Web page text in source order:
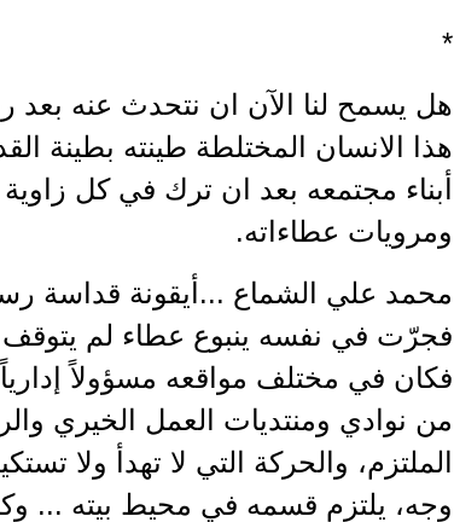
*
هل يسمح لنا الآن ان نتحدث عنه بعد
هذا الانسان المختلطة طينته بطينة
أبناء مجتمعه بعد ان ترك في كل
ومرويات عطاءاته.
محمد علي الشماع ...أيقونة قداسة
فجرّت في نفسه ينبوع عطاء لم يتوقف
فكان في مختلف مواقعه مسؤولاً
من نوادي ومنتديات العمل الخيري
الملتزم، والحركة التي لا تهدأ ولا
وجه، يلتزم قسمه في محيط بيته ...